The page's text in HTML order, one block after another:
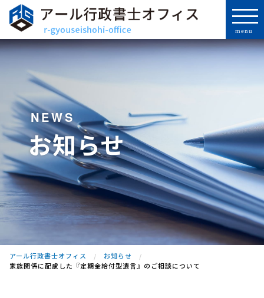
NEWS
お知らせ
アール行政書士オフィス
お知らせ
家族関係に配慮した『定期金給付型遺言』のご相談について